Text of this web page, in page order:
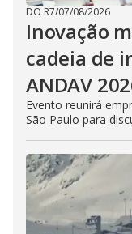
DO R7/07/08/2026
Inovação
cadeia de
ANDAV
Evento reunirá
São Paulo para